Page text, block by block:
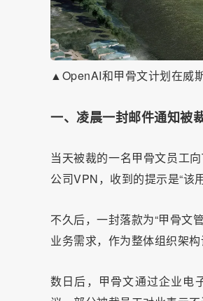
▲OpenAI和甲骨文计划在威
一、凌晨一封邮件通知被
当天被裁的一名甲骨文员工
公司VPN，收到的提示是“该
不久后，一封落款为“甲骨文
业务需求，作为整体组织架
数日后，甲骨文通过企业电